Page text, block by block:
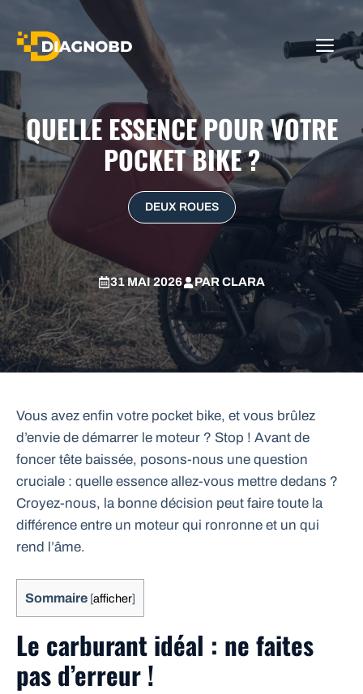
contenu
QUELLE ESSENCE POUR VOTRE
POCKET BIKE ?
DEUX ROUES
31 MAI 2026 PARCLARA
Vous avez enfin votre pocket bike, et vous brûlez
d’envie de démarrer le moteur ? Stop ! Avant de
foncer tête baissée, posons-nous une question
cruciale : quelle essence allez-vous mettre dedans ?
Croyez-nous, la bonne décision peut faire toute la
différence entre un moteur qui ronronne et un qui
rend l’âme.
Sommaire [afficher]
Le carburant idéal : ne faites
pas d’erreur !